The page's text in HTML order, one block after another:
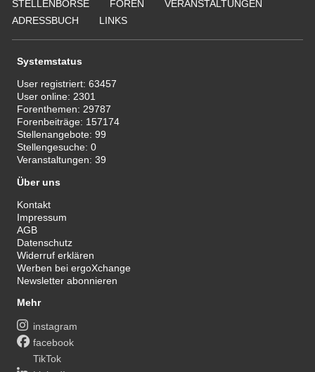
STELLENBÖRSE
FOREN
VERANSTALTUNGEN
ADRESSBUCH
LINKS
Systemstatus
User registriert:63457
User online: 2301
Forenthemen: 29787
Forenbeiträge: 157174
Stellenangebote:99
Stellengesuche:0
Veranstaltungen:39
Über uns
Kontakt
Impressum
AGB
Datenschutz
Widerruf erklären
Werben bei ergoXchange
Newsletter abonnieren
Mehr
instagram
facebook
TikTok